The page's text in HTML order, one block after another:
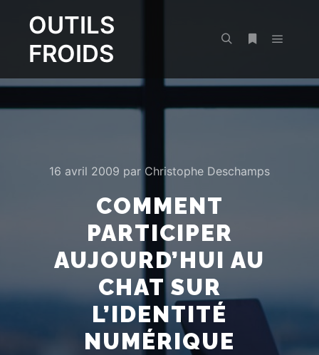
OUTILS
FROIDS
16 avril 2009 par Christophe Deschamps
COMMENT
PARTICIPER
AUJOURD’HUI AU
CHAT SUR
L’IDENTITÉ
NUMÉRIQUE